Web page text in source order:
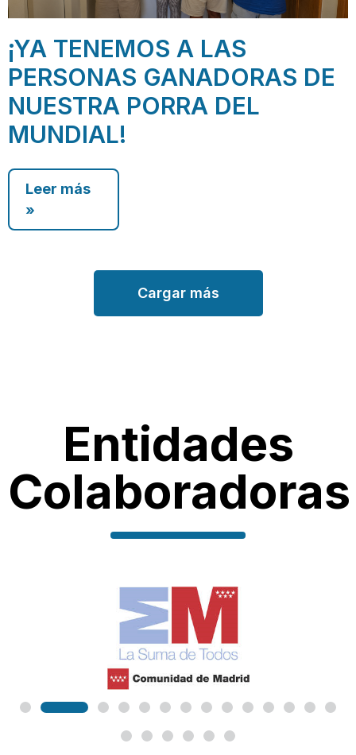
¡YA TENEMOS A LAS
PERSONAS GANADORAS DE
NUESTRA PORRA DEL
MUNDIAL!
Leer más
»
Cargar más
Entidades
Colaboradoras